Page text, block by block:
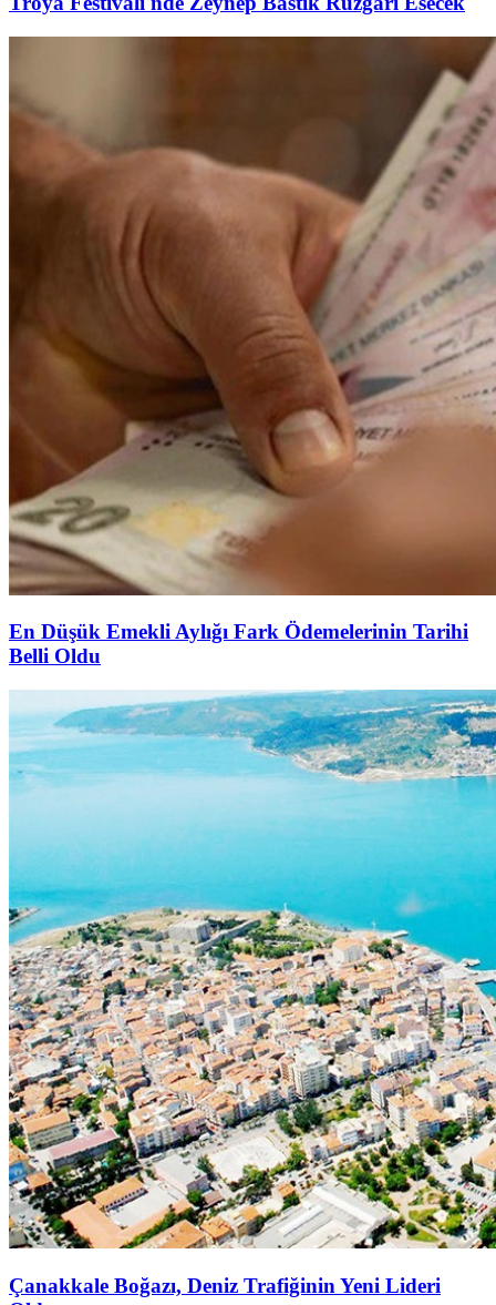
En Düşük Emekli Aylığı Fark Ödemelerinin Tarihi
Belli Oldu
Çanakkale Boğazı, Deniz Trafiğinin Yeni Lideri